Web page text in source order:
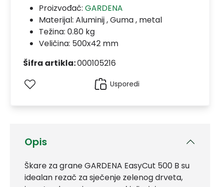
Opis
Škare za grane GARDENA EasyCut 500 B su
idealan rezač za sječenje zelenog drveta,
Proizvođač: GARDENA
Materijal: Aluminij , Guma , metal
Težina: 0.80 kg
Veličina: 500x42 mm
Šifra artikla:000105216
Usporedi